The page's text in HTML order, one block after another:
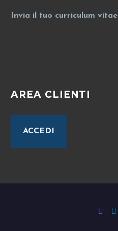
Invia il tuo curriculum vitae
AREA CLIENTI
ACCEDI